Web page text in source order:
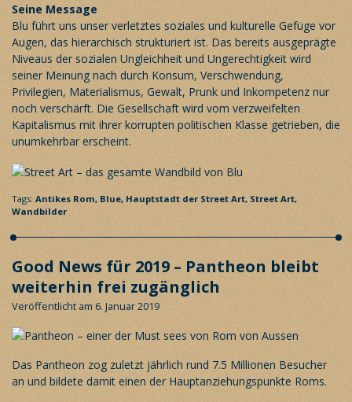
Seine Message
Blu führt uns unser verletztes soziales und kulturelle Gefüge vor
Augen, das hierarchisch strukturiert ist. Das bereits ausgeprägte
Niveaus der sozialen Ungleichheit und Ungerechtigkeit wird
seiner Meinung nach durch Konsum, Verschwendung,
Privilegien, Materialismus, Gewalt, Prunk und Inkompetenz nur
noch verschärft. Die Gesellschaft wird vom verzweifelten
Kapitalismus mit ihrer korrupten politischen Klasse getrieben, die
unumkehrbar erscheint.
Tags: Antikes Rom, Blue, Hauptstadt der Street Art, Street Art,
Wandbilder
Good News für 2019 – Pantheon bleibt
weiterhin frei zugänglich
Veröffentlicht am 6. Januar 2019
Das Pantheon zog zuletzt jährlich rund 7.5 Millionen Besucher
an und bildete damit einen der Hauptanziehungspunkte Roms.